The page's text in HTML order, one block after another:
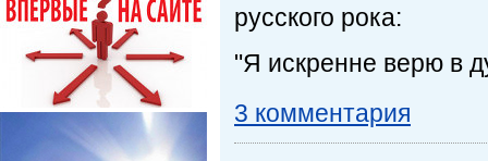
русского рока:
"Я искренне верю в
3 комментария